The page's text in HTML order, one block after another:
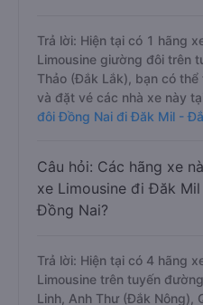
Trả lời: Hiện tại có 1 hãng
Limousine giường đôi trên
Thảo (Đắk Lắk), bạn có
và đặt vé các nhà xe này
đôi Đồng Nai đi Đăk Mil -
Câu hỏi: Các hãng xe
xe Limousine đi Đăk
Đồng Nai?
Trả lời: Hiện tại có 4 hãng
Limousine trên tuyến
Linh, Anh Thư (Đắk Nông),